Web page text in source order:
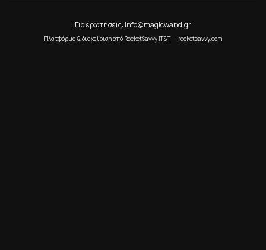
Για ερωτήσεις: info@magicwand.gr
Πλατφόρμα & διαχείριση από RocketSavvy IT&T — rocketsavvy.com